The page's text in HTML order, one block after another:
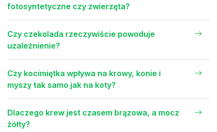
fotosyntetyczne czy zwierzęta?
Czy czekolada rzeczywiście powoduje
uzależnienie?
Czy kocimiętka wpływa na krowy, konie i
myszy tak samo jak na koty?
Dlaczego krew jest czasem brązowa, a mocz
żółty?